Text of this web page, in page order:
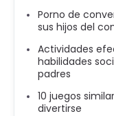
Porno de
sus hijos del
Actividades
habilidades
padres
10 juegos
divertirse